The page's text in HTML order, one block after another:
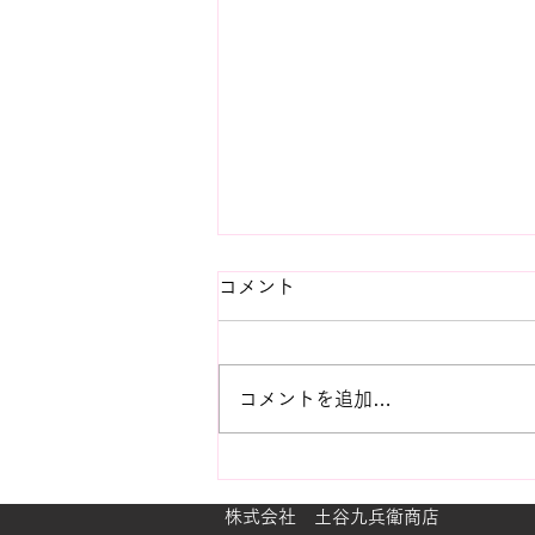
コメント
コメントを追加…
株式会社 土谷九兵衛商店